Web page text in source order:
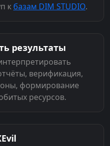
к базам DIM STUDIO.
результаты
верификация,
формирование
ресурсов.